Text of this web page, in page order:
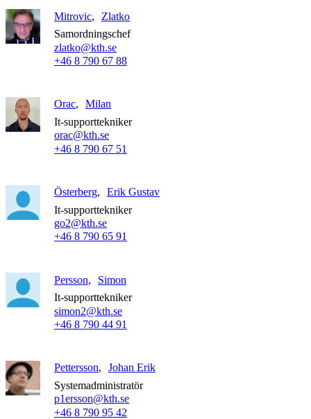
Mitrovic
Zlatko
Samordningschef
zlatko@kth.se
+46 8 790 67 88
Orac
Milan
It-supporttekniker
orac@kth.se
+46 8 790 67 51
Österberg
Erik Gustav
It-supporttekniker
go2@kth.se
+46 8 790 65 91
Persson
Simon
It-supporttekniker
simon2@kth.se
+46 8 790 44 91
Pettersson
Johan Erik
Systemadministratör
p1ersson@kth.se
+46 8 790 95 42